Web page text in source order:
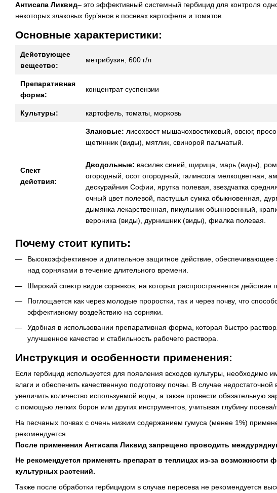
Антисапа Ликвид– это эффективный системный гербицид для контроля
некоторых злаковых бур’янов в посевах картофеля и томатов.
Основные характеристики:
Действующее
вещество:
метрибузин, 600 г/л
Препаративная
форма:
концентрат суспензии
Культуры: картофель, томаты, морковь
Спект
действия:
Злаковые: лисохвост мышачохвостиковый, овсюг,
щетинник (виды), мятлик, свинорой пальчатый.
Дводольные: василек синий, щирица, марь (виды),
огородный, осот огородный, галинсога мелкоцветная,
дескурайния Софии, ярутка полевая, звездчатка
очный цвет полевой, пастушья сумка обыкновенная,
дымянка лекарственная, пикульник обыкновенный,
вероника (виды), дурнишник (виды), фиалка полевая.
Почему стоит купить:
Высокоэффективное и длительное защитное действие, обеспечивающее
над сорняками в течение длительного времени.
Широкий спектр видов сорняков, на которых распространяется действие
Поглощается как через молодые проростки, так и через почву, что
эффективному воздействию на сорняки.
Удобная в использовании препаративная форма, которая быстро
улучшенное качество и стабильность рабочего раствора.
Инструкция и особенности применения:
Если гербицид используется для появления всходов культуры, необходимо
влаги и обеспечить качественную подготовку почвы. В случае
увеличить количество используемой воды, а также провести обязательную
с помощью легких борон или других инструментов, учитывая глубину
На песчаных почвах с очень низким содержанием гумуса (менее 1%)
рекомендуется.
После применения Антисапа Ликвид запрещено проводить
Не рекомендуется применять препарат в теплицах из-за возможности
культурных растений.
Также после обработки гербицидом в случае пересева не рекомендуется